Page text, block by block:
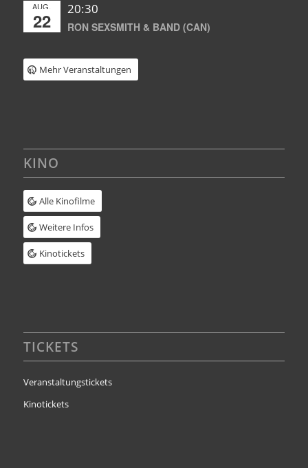
AUG.
22
20:30
RON SEXSMITH & BAND (CAN)
Mehr Veranstaltungen
KINO
Alle Kinofilme
Weitere Infos
Kinotickets
TICKETS
Veranstaltungstickets
Kinotickets